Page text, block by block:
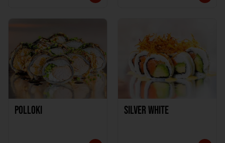
Polloki SILVER WHITE